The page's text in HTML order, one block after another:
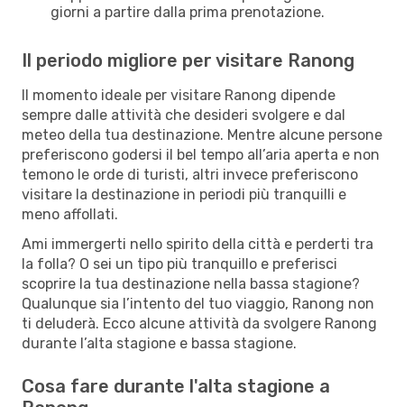
giorni a partire dalla prima prenotazione.
Il periodo migliore per visitare Ranong
Il momento ideale per visitare Ranong dipende
sempre dalle attività che desideri svolgere e dal
meteo della tua destinazione. Mentre alcune persone
preferiscono godersi il bel tempo all’aria aperta e non
temono le orde di turisti, altri invece preferiscono
visitare la destinazione in periodi più tranquilli e
meno affollati.
Ami immergerti nello spirito della città e perderti tra
la folla? O sei un tipo più tranquillo e preferisci
scoprire la tua destinazione nella bassa stagione?
Qualunque sia l’intento del tuo viaggio, Ranong non
ti deluderà. Ecco alcune attività da svolgere Ranong
durante l’alta stagione e bassa stagione.
Cosa fare durante l'alta stagione a